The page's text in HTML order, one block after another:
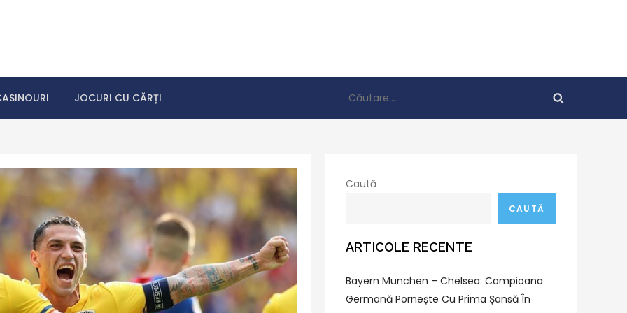
JOCURI CU CĂRȚI
după:
Caută
CAUTĂ
ARTICOLE RECENTE
Bayern Munchen – Chelsea: Campioana
Germană Pornește Cu Prima Șansă În